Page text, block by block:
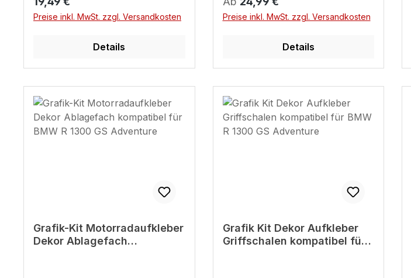
Preise inkl. MwSt. zzgl. Versandkosten
Details
wird so individuell wie du selbst
Blitzschnell: Gestalte dein
Premium-Qualität: Robustes, UV-
beständiges und kratzfestes
Schutz und Style in einem – exakt
für dein Modell Starte jetzt und
gestalte dein BMW-Tankpad – für
ein Bike, das so einzigartig ist wie
Preise inkl. MwSt. zzgl. Versandkosten
Details
Grafik-Kit Motorradaufkleber
Dekor Ablagefach
Grafik Kit Dekor Aufkleber
Griffschalen kompatibel für